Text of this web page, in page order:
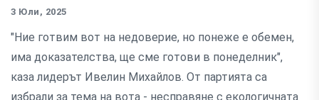
3 Юли, 2025
"Ние готвим вот на недоверие, но понеже е обемен,
има доказателства, ще сме готови в понеделник",
каза лидерът Ивелин Михайлов. От партията са
избрали за тема на вота - несправяне с екологичната